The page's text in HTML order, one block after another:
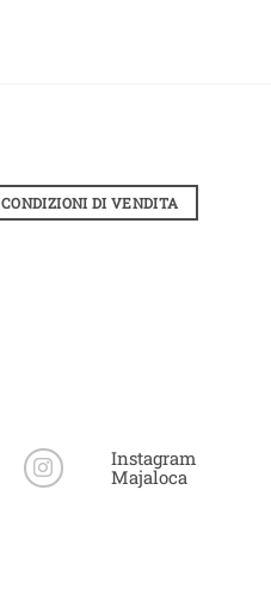
CONDIZIONI DI VENDITA
Instagram
Majaloca